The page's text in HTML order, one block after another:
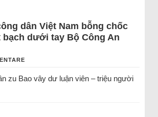
dân Việt Nam bỗng chốc
dưới tay Bộ Công An
zu Bao vây dư luận viên – triệu người